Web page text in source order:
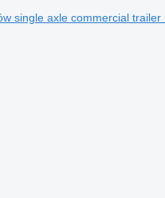
single axle commercial trailer